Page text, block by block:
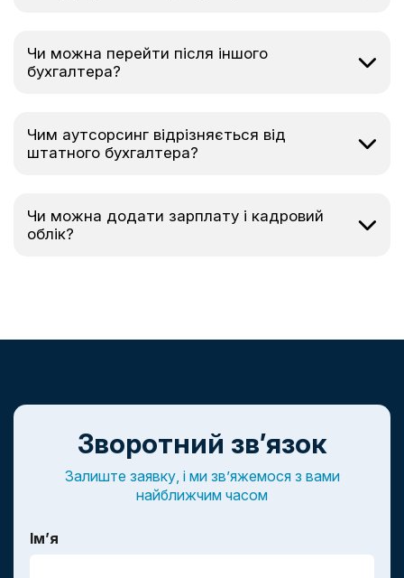
Чи можна перейти після іншого
бухгалтера?
Чим аутсорсинг відрізняється від
штатного бухгалтера?
Чи можна додати зарплату і кадровий
облік?
Зворотний зв’язок
Залиште заявку, і ми зв’яжемося з вами
найближчим часом
Ім’я